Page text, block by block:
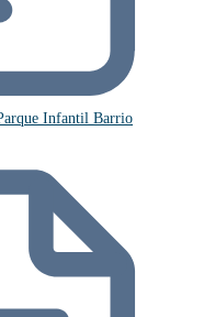
Infantil Barrio